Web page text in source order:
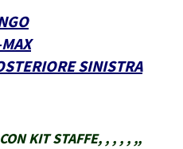
SINISTRA
CON KIT STAFFE, , , , , ,,